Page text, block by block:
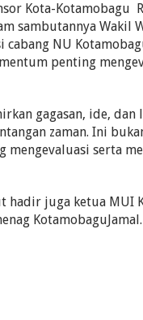
Kota-Kotamobagu
sambutannya Wakil
cabang NU
penting
gagasan, ide,
zaman. Ini
mengevaluasi serta
hadir juga ketua MUI